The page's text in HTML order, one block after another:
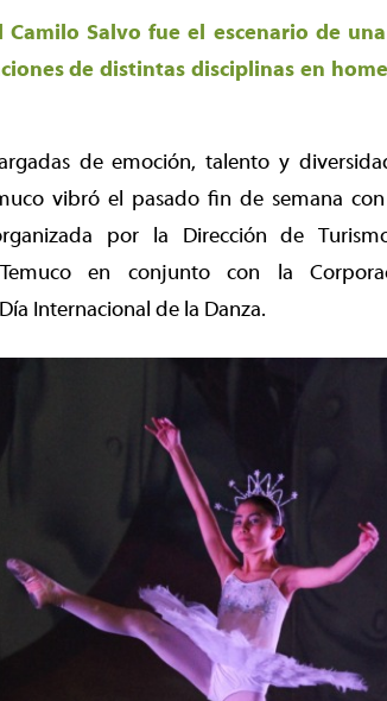
Camilo Salvo fue el escenario de
de distintas disciplinas en
de emoción, talento y
vibró el pasado fin de semana
por la Dirección de
en conjunto con la
Internacional de la Danza.